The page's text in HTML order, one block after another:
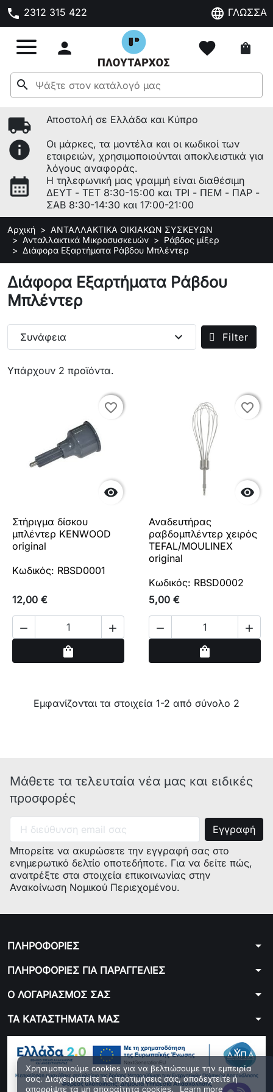
phone 2312 315 422 language ΓΛΩΣΣΑ
 favorite shopping_bag
search
local_shipping Αποστολή σε Ελλάδα και Κύπρο
info
Οι μάρκες, τα μοντέλα και οι κωδικοί των
εταιρειών, χρησιμοποιούνται αποκλειστικά για
λόγους αναφοράς.
calendar_month
Η τηλεφωνική μας γραμμή είναι διαθέσιμη
ΔΕΥΤ - ΤΕΤ 8:30-15:00 και ΤΡΙ - ΠΕΜ - ΠΑΡ -
ΣΑΒ 8:30-14:30 και 17:00-21:00
Αρχική
ΑΝΤΑΛΛΑΚΤΙΚΑ ΟΙΚΙΑΚΩΝ ΣΥΣΚΕΥΩΝ
Ανταλλακτικά Μικροσυσκευών
Ράβδος μίξερ
Διάφορα Εξαρτήματα Ράβδου Μπλέντερ
Διάφορα Εξαρτήματα Ράβδου
Μπλέντερ
Υπάρχουν 2 προϊόντα.
Συνάφεια expand_more Filter

favorite_border
favorite_border
Στήριγμα δίσκου
μπλέντερ KENWOOD
original
Κωδικός: RBSD0001
12,00 €
 
shopping_bag

favorite_border
favorite_border
Αναδευτήρας
ραβδομπλέντερ χειρός
TEFAL/MOULINEX
original
Κωδικός: RBSD0002
5,00 €
 
shopping_bag
Εμφανίζονται τα στοιχεία 1-2 από σύνολο 2
Μάθετε τα τελευταία νέα μας και ειδικές
προσφορές
Μπορείτε να ακυρώσετε την εγγραφή σας στο
ενημερωτικό δελτίο οποτεδήποτε. Για να δείτε πώς,
ανατρέξτε στα στοιχεία επικοινωνίας στην
Ανακοίνωση Νομικού Περιεχομένου.
ΠΛΗΡΟΦΟΡΙΕΣ arrow_drop_down
ΠΛΗΡΟΦΟΡΙΕΣ ΓΙΑ ΠΑΡΑΓΓΕΛΙΕΣ arrow_drop_down
Ο ΛΟΓΑΡΙΑΣΜΟΣ ΣΑΣ arrow_drop_down
ΤΑ ΚΑΤΑΣΤΗΜΑΤΑ ΜΑΣ arrow_drop_down
Χρησιμοποιούμε cookies για να βελτιώσουμε την εμπειρία
σας. Διαχειριστείτε τις προτιμήσεις σας, αποδεχτείτε ή
απορρίψτε τα μη απαραίτητα cookies. Learn more